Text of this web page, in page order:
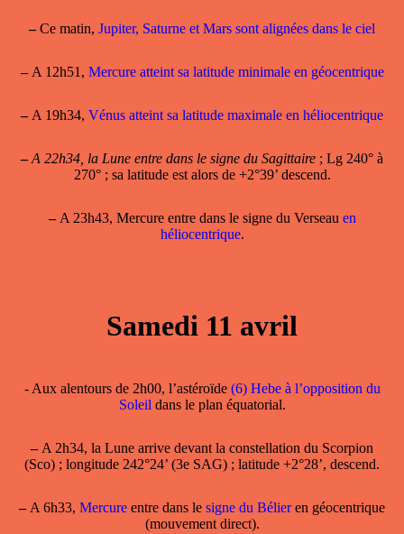
–Ce matin, Jupiter, Saturne et Mars sont alignées dans le ciel
–A 12h51, Mercure atteint sa latitude minimale en géocentrique
–A 19h34, Vénus atteint sa latitude maximale en héliocentrique
– A 22h34, la Lune entre dans le signe du Sagittaire ; Lg 240° à
270° ; sa latitude est alors de +2°39’ descend.
–A 23h43, Mercure entre dans le signe du Verseau en
héliocentrique.
Samedi 11 avril
- Aux alentours de 2h00, l’astéroïde (6) Hebe à l’opposition du
Soleil dans le plan équatorial.
–A 2h34, la Lune arrive devant la constellation du Scorpion
(Sco) ; longitude 242°24’ (3e SAG) ; latitude +2°28’, descend.
–A 6h33, Mercure entre dans le signe du Bélieren géocentrique
(mouvement direct).